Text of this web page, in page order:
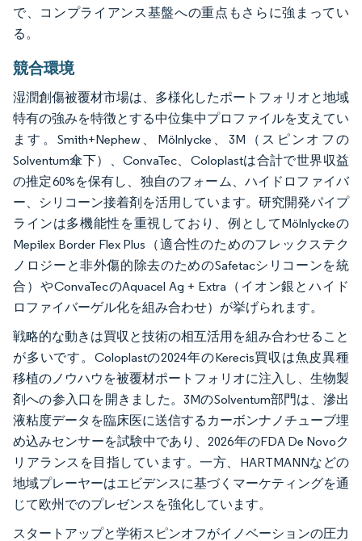
で、コンプライアンス基盤への重点もさらに強まってい
る。
競合環境
湿潤創傷被覆材市場は、多様化したポートフォリオと地域
特有の強みを特徴とする中位集中プロファイルを支えてい
ます。Smith+Nephew、Mölnlycke、3M（スピンオフの
Solventum傘下）、ConvaTec、Coloplastは合計で世界収益
の推定60%を保有し、独自のフォーム、ハイドロファイバ
ー、シリコーン接着剤を活用しています。研究開発パイプ
ラインは多機能性を重視しており、例としてMölnlyckeの
Mepilex Border Flex Plus（適合性のためのフレックステク
ノロジーと非外傷的除去のためのSafetacシリコーンを統
合）やConvaTecのAquacel Ag + Extra（イオン銀とハイド
ロファイバーゲル化を組み合わせ）が挙げられます。
戦略的な動きは買収と技術の相互活用を組み合わせること
が多いです。Coloplastの2024年のKerecis買収は魚皮異種
移植のノウハウを被覆材ポートフォリオに注入し、生物製
剤への参入口を開きました。3MのSolventum部門は、滲出
液粘度データを臨床医に送信するカーボンナノチューブ埋
め込みセンサーを試験中であり、2026年のFDA De Novoク
リアランスを目指しています。一方、HARTMANNなどの
地域プレーヤーはエビデンスに基づくマーケティングを通
じて欧州でのプレゼンスを強化しています。
スタートアップと学術スピンオフがイノベーションの圧力